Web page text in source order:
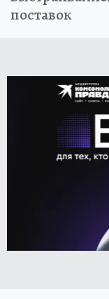
поставок